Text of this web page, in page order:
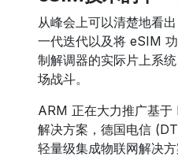
从峰会上可以清楚地看
一代迭代以及将 eSIM
制解调器的实际片上系
场战斗。
ARM 正在大力推广基
解决方案，德国电信
轻量级集成物联网解决